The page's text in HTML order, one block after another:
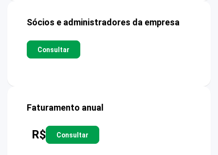
Sócios e administradores da empresa
Consultar
Faturamento anual
R$ Consultar